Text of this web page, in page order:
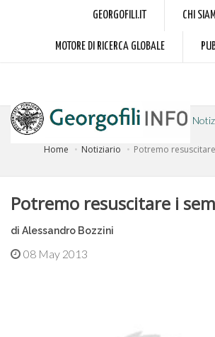
GEORGOFILI.IT CHI
MOTORE DI RICERCA GLOBALE
Home Notiziario Potremo
Potremo resuscitare i
di Alessandro Bozzini
08 May 2013